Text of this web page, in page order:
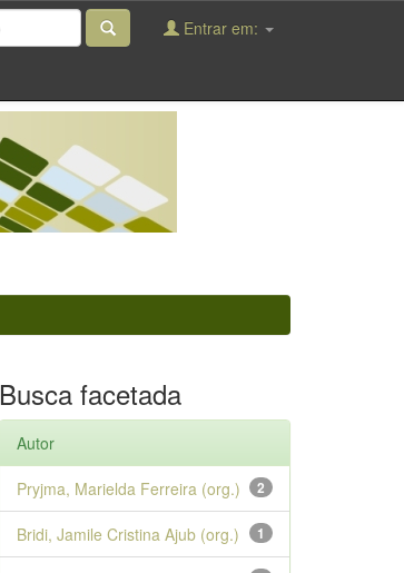
Entrar em:
Busca facetada
Autor
2
Pryjma, Marielda Ferreira (org.)
1
Bridi, Jamile Cristina Ajub (org.)